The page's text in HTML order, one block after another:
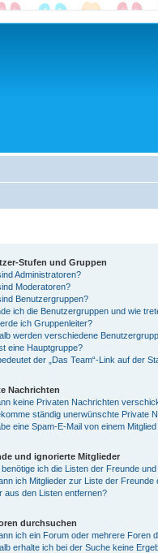
Stufen und Gruppen
Administratoren?
Moderatoren?
Benutzergruppen?
ich die Benutzergruppen und wie
ich Gruppenleiter?
werden verschiedene
eine Hauptgruppe?
der „Das Team“-Link auf der
Nachrichten
keine Privaten Nachrichten
ständig unerwünschte Private
eine Spam-E-Mail von einem
und ignorierte Mitglieder
ich die Listen der Freunde
ich Mitglieder zur Liste der
aus den Listen entfernen?
durchsuchen
ich ein Forum oder mehrere Foren
erhalte ich bei der Suche keine